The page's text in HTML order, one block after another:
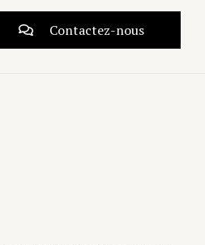
Contactez-nous